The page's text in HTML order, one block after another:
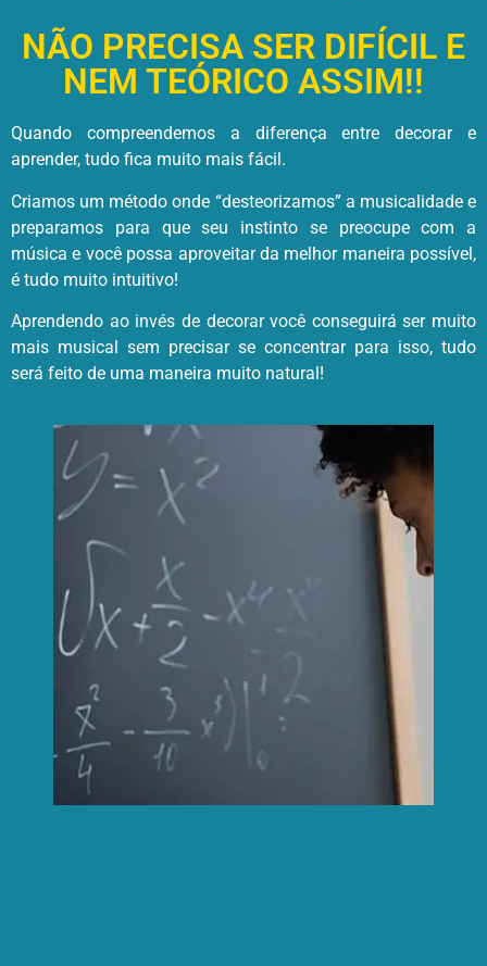
NÃO PRECISA SER DIFÍCIL E
NEM TEÓRICO ASSIM!!
Quando compreendemos a diferença entre decorar e
aprender, tudo fica muito mais fácil.
Criamos um método onde “desteorizamos” a musicalidade e
preparamos para que seu instinto se preocupe com a
música e você possa aproveitar da melhor maneira possível,
é tudo muito intuitivo!
Aprendendo ao invés de decorar você conseguirá ser muito
mais musical sem precisar se concentrar para isso, tudo
será feito de uma maneira muito natural!